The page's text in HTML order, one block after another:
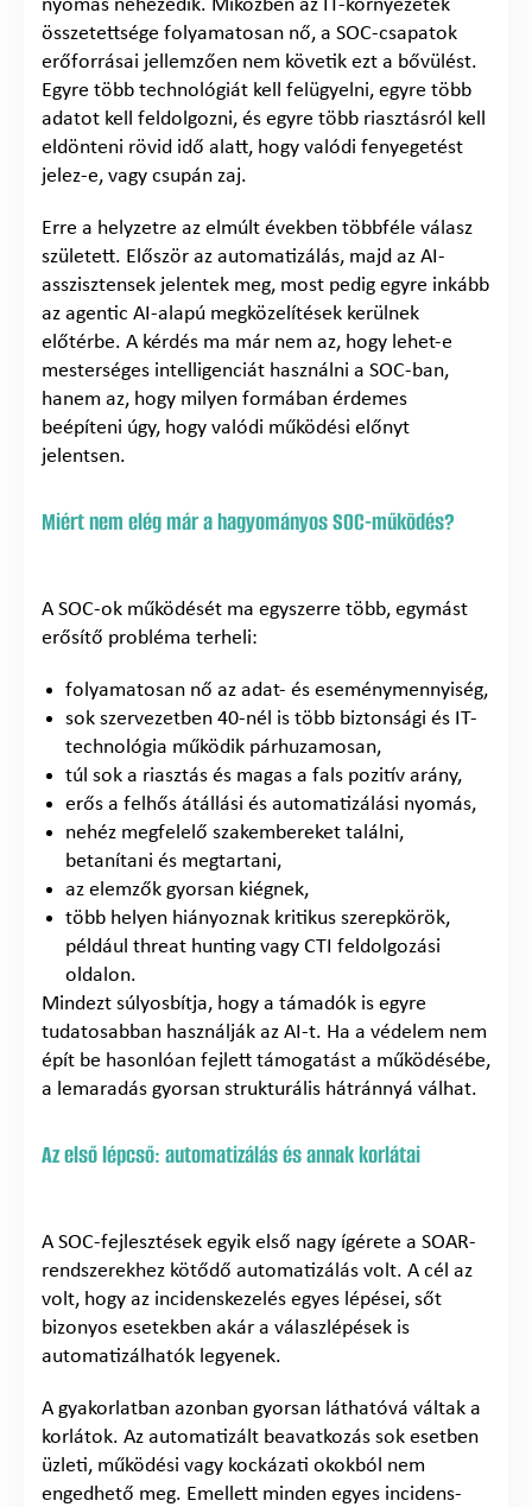
nyomás nehezedik. Miközben az IT-környezetek
összetettsége folyamatosan nő, a SOC-csapatok
erőforrásai jellemzően nem követik ezt a bővülést.
Egyre több technológiát kell felügyelni, egyre több
adatot kell feldolgozni, és egyre több riasztásról kell
eldönteni rövid idő alatt, hogy valódi fenyegetést
jelez-e, vagy csupán zaj.
Erre a helyzetre az elmúlt években többféle válasz
született. Először az automatizálás, majd az AI-
asszisztensek jelentek meg, most pedig egyre inkább
az agentic AI-alapú megközelítések kerülnek
előtérbe. A kérdés ma már nem az, hogy lehet-e
mesterséges intelligenciát használni a SOC-ban,
hanem az, hogy milyen formában érdemes
beépíteni úgy, hogy valódi működési előnyt
jelentsen.
Miért nem elég már a hagyományos SOC-működés?
A SOC-ok működését ma egyszerre több, egymást
erősítő probléma terheli:
folyamatosan nő az adat- és eseménymennyiség,
sok szervezetben 40-nél is több biztonsági és IT-
technológia működik párhuzamosan,
túl sok a riasztás és magas a fals pozitív arány,
erős a felhős átállási és automatizálási nyomás,
nehéz megfelelő szakembereket találni,
betanítani és megtartani,
az elemzők gyorsan kiégnek,
több helyen hiányoznak kritikus szerepkörök,
például threat hunting vagy CTI feldolgozási
oldalon.
Mindezt súlyosbítja, hogy a támadók is egyre
tudatosabban használják az AI-t. Ha a védelem nem
épít be hasonlóan fejlett támogatást a működésébe,
a lemaradás gyorsan strukturális hátránnyá válhat.
Az első lépcső: automatizálás és annak korlátai
A SOC-fejlesztések egyik első nagy ígérete a SOAR-
rendszerekhez kötődő automatizálás volt. A cél az
volt, hogy az incidenskezelés egyes lépései, sőt
bizonyos esetekben akár a válaszlépések is
automatizálhatók legyenek.
A gyakorlatban azonban gyorsan láthatóvá váltak a
korlátok. Az automatizált beavatkozás sok esetben
üzleti, működési vagy kockázati okokból nem
engedhető meg. Emellett minden egyes incidens-